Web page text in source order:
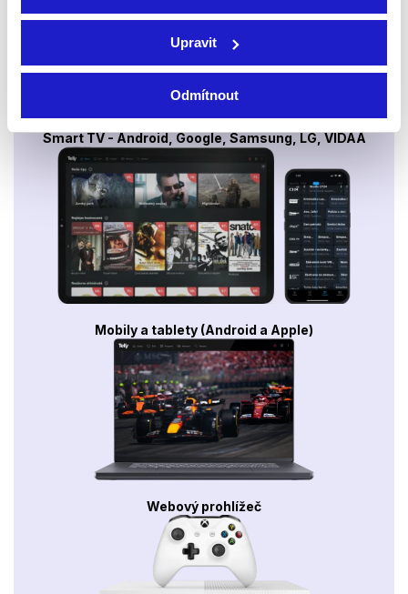
Upravit
Odmítnout
Smart TV - Android, Google, Samsung, LG, VIDAA
Mobily a tablety (Android a Apple)
Webový prohlížeč